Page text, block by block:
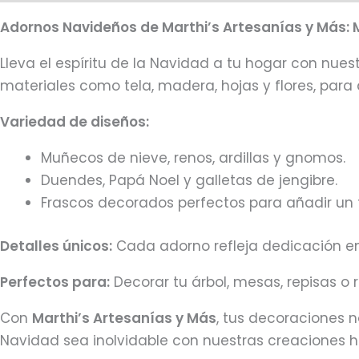
Adornos Navideños de Marthi’s Artesanías y
Lleva el espíritu de la Navidad a tu hogar con
materiales como tela, madera, hojas y flores,
Variedad de diseños:
Muñecos de nieve, renos, ardillas y gnomos.
Duendes, Papá Noel y galletas de jengibre.
Frascos decorados perfectos para añadir
Detalles únicos: Cada adorno refleja dedicación
Perfectos para: Decorar tu árbol, mesas, repisas
Con Marthi’s Artesanías y Más, tus decoraciones
Navidad sea inolvidable con nuestras creaciones